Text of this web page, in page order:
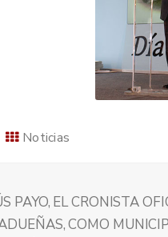
Noticias
PAYO, EL CRONISTA
COMO